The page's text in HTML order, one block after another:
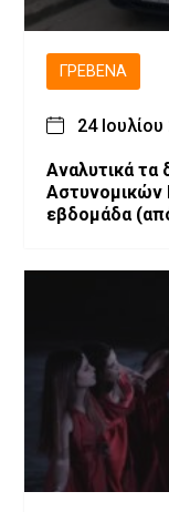
ΓΡΕΒΕΝΆ
24
Αναλυτικά τα
Αστυνομικών
εβδομάδα